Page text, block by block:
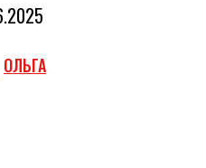
ОЛЬГА